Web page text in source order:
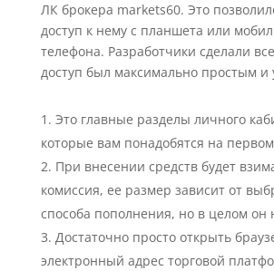
ЛК брокера markets60. Это
доступ к нему с планшета или
телефона. Разработчики сделали
доступ был максимально простым и
Это главные разделы личного
которые вам понадобятся на
При внесении средств будет
комиссия, ее размер зависит от
способа пополнения, но в целом он
Достаточно просто открыть
электронный адрес торговой